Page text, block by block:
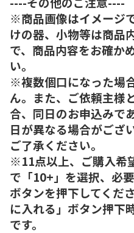
※商品画像はイメージ
けの器、小物等は商品
で、商品内容をお確か
い。
※複数個口になった場
ん。また、ご依頼主様
合、同日のお申込みで
日が異なる場合がござ
ご了承ください。
※11点以上、ご購入希
で「10+」を選択、必
ボタンを押下してくだ
に入れる」ボタン押下
です。